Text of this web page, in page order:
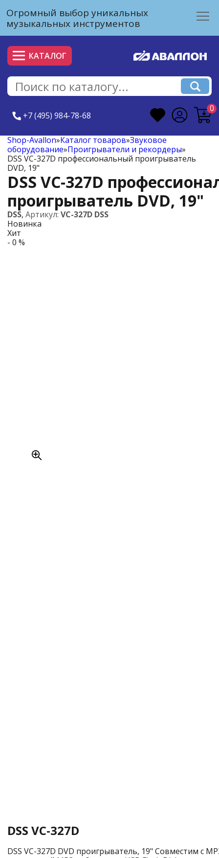
Огромный выбор уникальных
музыкальных инструментов
КАТАЛОГ
+7 (495) 984-78-68
0
Shop-Avallon»Каталог товаров»Звуковое
оборудование»Проигрыватели и рекордеры»
DSS VC-327D профессиональный проигрыватель
DVD, 19"
DSS VC-327D
проигрыватель DVD, 19"
DSS, Артикул: VC-327D DSS
Новинка
Хит
- 0 %
DSS VC-327D
DSS VC-327D DVD проигрыватель, 19" Совместим с